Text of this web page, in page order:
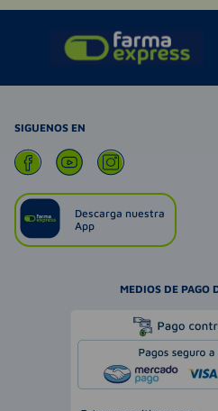
SIGUENOS EN
Descarga nuestra
App
MEDIOS DE PAGO